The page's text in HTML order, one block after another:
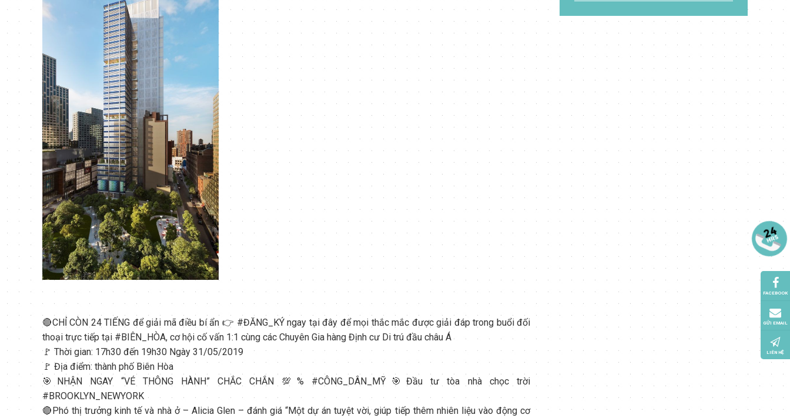
🔴CHỈ CÒN 24 TIẾNG để giải mã điều bí ẩn 👉 #ĐĂNG_KÝ ngay tại đây để mọi thắc mắc được giải đáp trong buổi đối
thoại trực tiếp tại#BIÊN_HÒA, cơ hội cố vấn 1:1 cùng các Chuyên Gia hàng Định cư Di trú đầu châu Á
🚩 Thời gian: 17h30 đến 19h30 Ngày 31/05/2019
🚩 Địa điểm: thành phố Biên Hòa
🎯NHẬN NGAY “VÉ THÔNG HÀNH” CHẮC CHẮN 💯% #CÔNG_DÂN_MỸ🎯Đầu tư tòa nhà chọc trời
#BROOKLYN_NEWYORK
🔴Phó thị trưởng kinh tế và nhà ở – Alicia Glen – đánh giá “Một dự án tuyệt vời, giúp tiếp thêm nhiên liệu vào động cơ
FACEBOOK
GỬI EMAIL
LIÊN HỆ